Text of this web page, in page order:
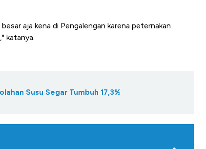
aja kena di Pengalengan karena peternakan
katanya.
Susu Segar Tumbuh 17,3%